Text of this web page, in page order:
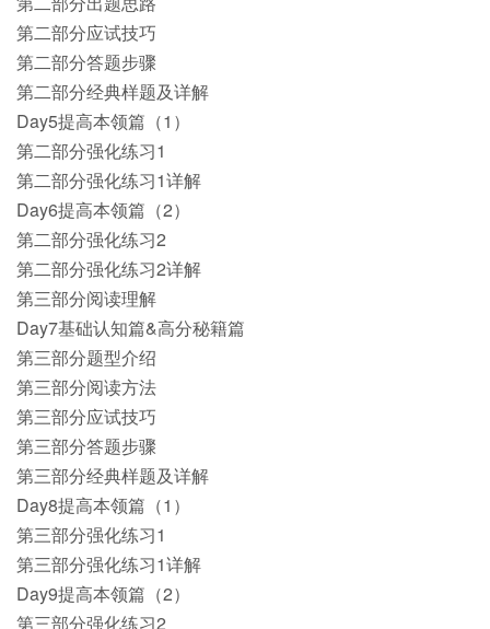
第二部分应试技巧
第二部分答题步骤
第二部分经典样题及详解
Day5提高本领篇（1）
第二部分强化练习1
第二部分强化练习1详解
Day6提高本领篇（2）
第二部分强化练习2
第二部分强化练习2详解
第三部分阅读理解
Day7基础认知篇&高分秘籍篇
第三部分题型介绍
第三部分阅读方法
第三部分应试技巧
第三部分答题步骤
第三部分经典样题及详解
Day8提高本领篇（1）
第三部分强化练习1
第三部分强化练习1详解
Day9提高本领篇（2）
第三部分强化练习2